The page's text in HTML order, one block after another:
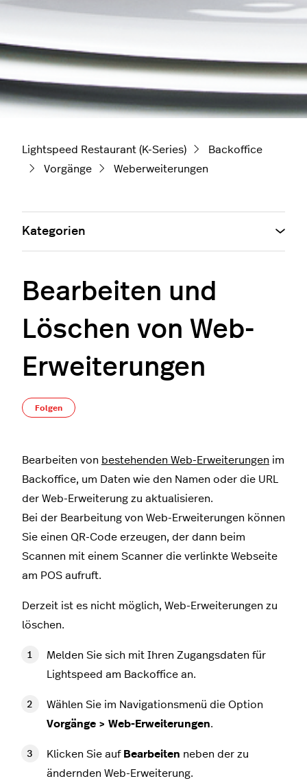
Lightspeed Restaurant (K-Series)
Backoffice
Vorgänge
Weberweiterungen
Bearbeiten und
Löschen von Web-
Erweiterungen
Folgen
Bearbeiten von bestehenden Web-Erweiterungen im
Backoffice, um Daten wie den Namen oder die URL
der Web-Erweiterung zu aktualisieren.
Bei der Bearbeitung von Web-Erweiterungen können
Sie einen QR-Code erzeugen, der dann beim
Scannen mit einem Scanner die verlinkte Webseite
am POS aufruft.
Derzeit ist es nicht möglich, Web-Erweiterungen zu
löschen.
Melden Sie sich mit Ihren Zugangsdaten für
Lightspeed am Backoffice an.
Wählen Sie im Navigationsmenü die Option
Vorgänge > Web-Erweiterungen.
Klicken Sie auf Bearbeiten neben der zu
ändernden Web-Erweiterung.
Kategorien